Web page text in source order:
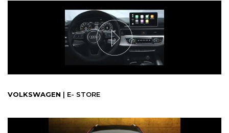
VOLKSWAGEN | E- STORE